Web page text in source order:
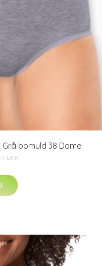
Grå bomuld 38 Dame
DKK